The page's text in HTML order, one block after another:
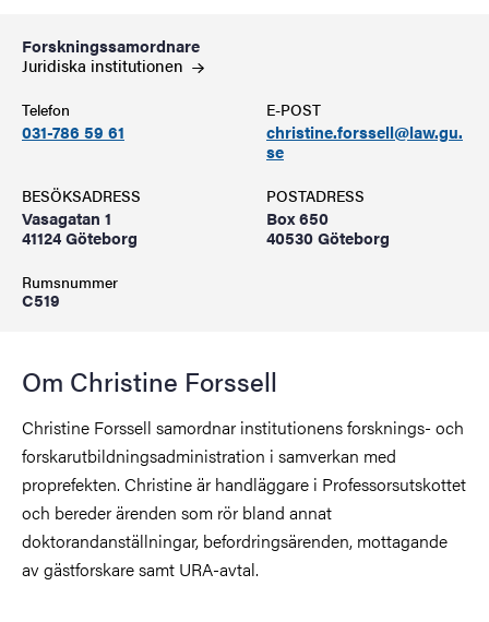
Forskningssamordnare
Juridiska institutionen
Telefon
031-786 59 61
E-POST
christine.forssell@law.gu.
se
BESÖKSADRESS
Vasagatan 1
41124 Göteborg
Rumsnummer
C519
POSTADRESS
Box 650
40530 Göteborg
Om Christine Forssell
Christine Forssell samordnar institutionens forsknings- och
forskarutbildningsadministration i samverkan med
proprefekten. Christine är handläggare i Professorsutskottet
och bereder ärenden som rör bland annat
doktorandanställningar, befordringsärenden, mottagande
av gästforskare samt URA-avtal.